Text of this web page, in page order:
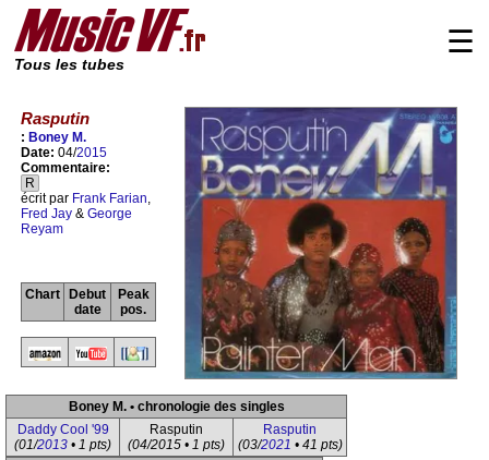
Tous les tubes
☰
Rasputin
: Boney M.
Date: 04/2015
Commentaire:
R
écrit par Frank Farian,
Fred Jay & George
Reyam
Chart
Debut
date
Peak
pos.
Boney M. • chronologie des singles
Daddy Cool '99
(01/2013 • 1 pts)
Rasputin
(04/2015 • 1 pts)
Rasputin
(03/2021 • 41 pts)